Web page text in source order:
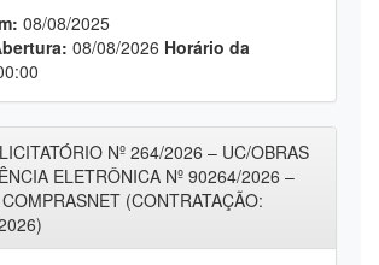
08/08/2025
08/08/2026 Horário da
Nº 264/2026 – UC/OBRAS
ELETRÔNICA Nº 90264/2026 –
(CONTRATAÇÃO: